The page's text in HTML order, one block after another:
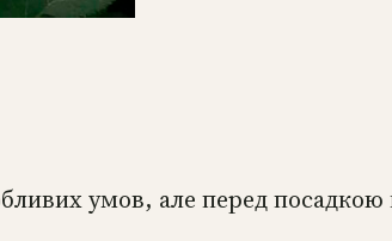
умов, але перед посадкою